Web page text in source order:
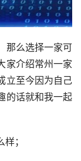
那么选择一家可
家介绍常州一家
立至今因为自己
的话就和我一起
；